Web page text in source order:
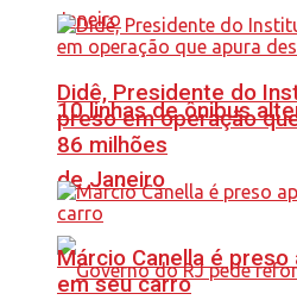
10 linhas de ônibus
de Janeiro
Didê, Presidente do
preso em operação
86 milhões
Márcio Canella é preso
em seu carro